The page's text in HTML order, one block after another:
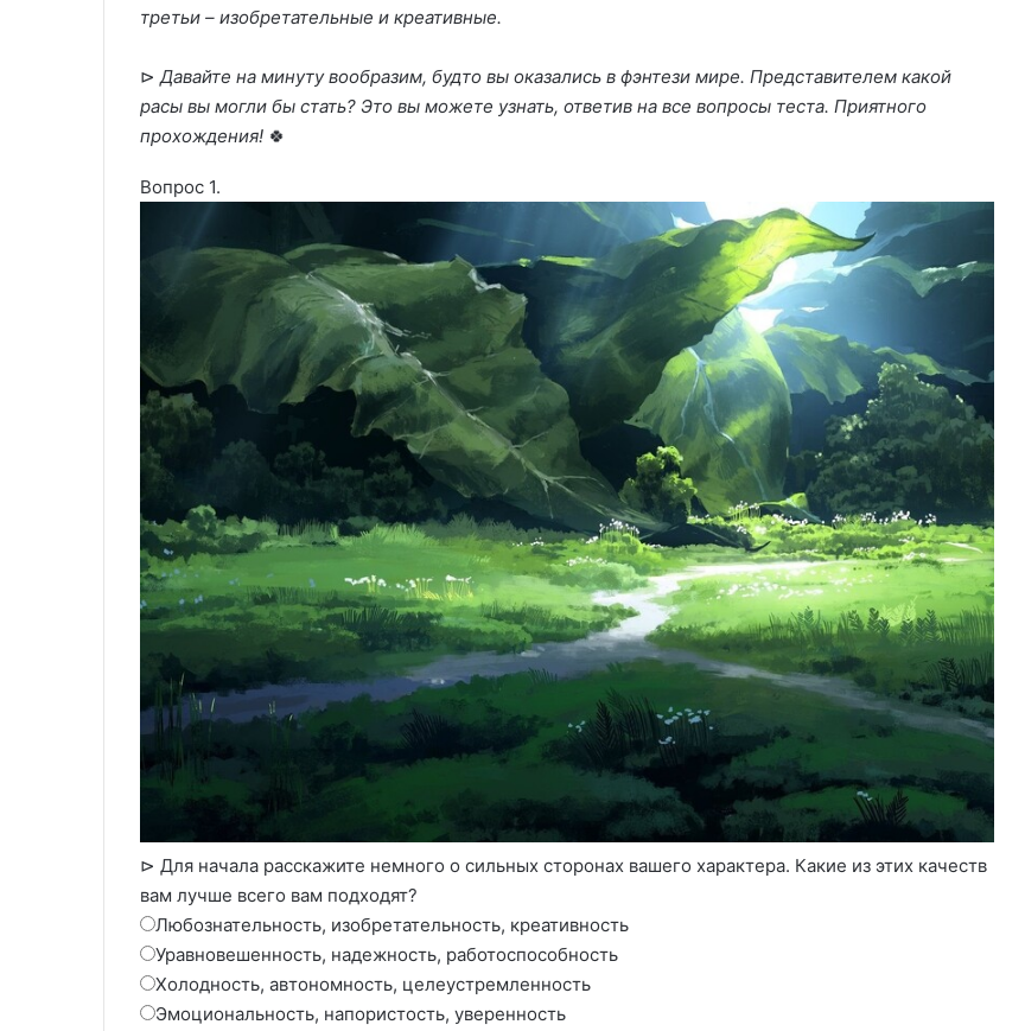
третьи – изобретательные и креативные.
⊳Давайте на минуту вообразим, будто вы оказались в фэнтези мире. Представителем какой
расы вы могли бы стать? Это вы можете узнать, ответив на все вопросы теста. Приятного
прохождения! 🍀
Вопрос 1.
⊳ Для начала расскажите немного о сильных сторонах вашего характера. Какие из этих качеств
вам лучше всего вам подходят?
Любознательность, изобретательность, креативность
Уравновешенность, надежность, работоспособность
Холодность, автономность, целеустремленность
Эмоциональность, напористость, уверенность